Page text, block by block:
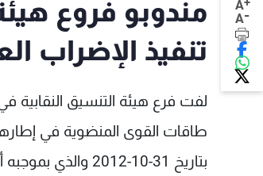
A
A-
مندوبو فروع
تنفيذ الإضراب العام
لفت فرع هيئة التنسيق
طاقات القوى المنضوية في إطارها،
بتاريخ 31-10-